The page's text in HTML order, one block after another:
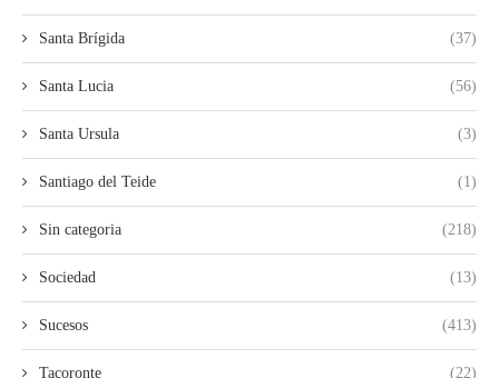
Santa Brígida (37)
Santa Lucia (56)
Santa Ursula (3)
Santiago del Teide (1)
Sin categoria (218)
Sociedad (13)
Sucesos (413)
Tacoronte (22)